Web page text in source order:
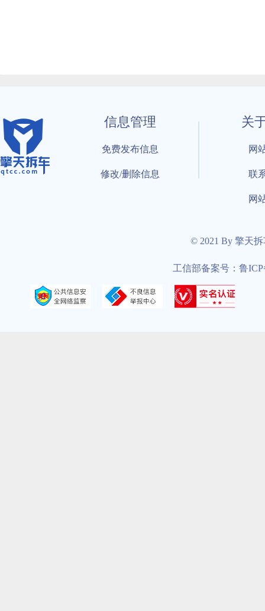
信息管理
免费发布信息
修改/删除信息
关
网
联
网
© 2021 By 擎天
工信部备案号：鲁